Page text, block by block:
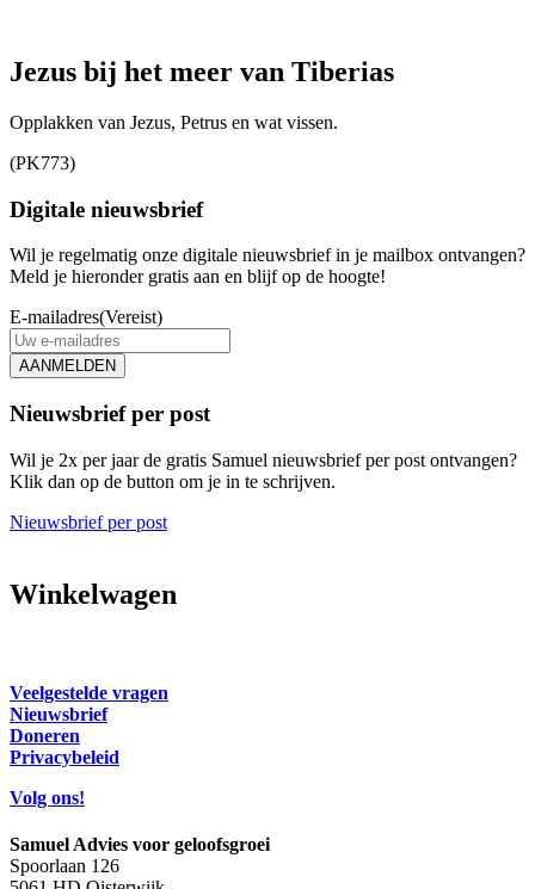
Jezus bij het meer van Tiberias
Opplakken van Jezus, Petrus en wat vissen.
(PK773)
Digitale nieuwsbrief
Wil je regelmatig onze digitale nieuwsbrief in je mailbox ontvangen?
Meld je hieronder gratis aan en blijf op de hoogte!
E-mailadres(Vereist)
AANMELDEN
Nieuwsbrief per post
Wil je 2x per jaar de gratis Samuel nieuwsbrief per post ontvangen?
Klik dan op de button om je in te schrijven.
Nieuwsbrief per post
Winkelwagen
Veelgestelde vragen
Nieuwsbrief
Doneren
Privacybeleid
Volg ons!
Samuel Advies voor geloofsgroei
Spoorlaan 126